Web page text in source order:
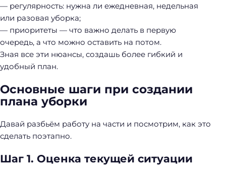
— регулярность: нужна ли ежедневная, недельная
или разовая уборка;
— приоритеты — что важно делать в первую
очередь, а что можно оставить на потом.
Зная все эти нюансы, создашь более гибкий и
удобный план.
Основные шаги при создании
плана уборки
Давай разбьём работу на части и посмотрим, как это
сделать поэтапно.
Шаг 1. Оценка текущей ситуации